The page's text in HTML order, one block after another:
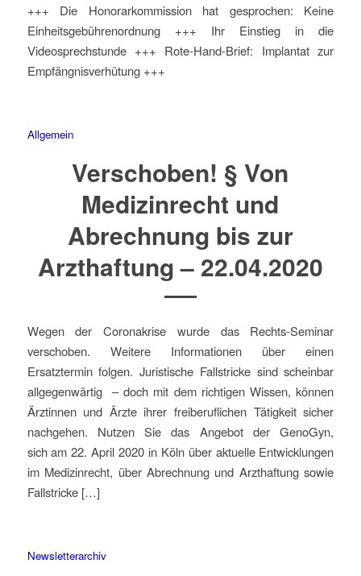
+++ Die Honorarkommission hat gesprochen: Keine
Einheitsgebührenordnung +++ Ihr Einstieg in die
Videosprechstunde +++ Rote-Hand-Brief: Implantat zur
Empfängnisverhütung +++
Allgemein
Verschoben! § Von
Medizinrecht und
Abrechnung bis zur
Arzthaftung – 22.04.2020
Wegen der Coronakrise wurde das Rechts-Seminar
verschoben. Weitere Informationen über einen
Ersatztermin folgen. Juristische Fallstricke sind scheinbar
allgegenwärtig – doch mit dem richtigen Wissen, können
Ärztinnen und Ärzte ihrer freiberuflichen Tätigkeit sicher
nachgehen. Nutzen Sie das Angebot der GenoGyn,
sich am 22. April 2020 in Köln über aktuelle Entwicklungen
im Medizinrecht, über Abrechnung und Arzthaftung sowie
Fallstricke […]
Newsletterarchiv